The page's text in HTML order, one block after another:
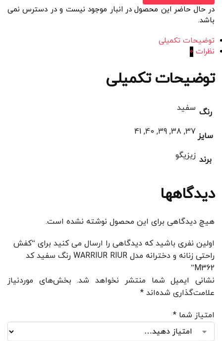
در حال حاضر این محصول در انبار موجود نیست و در دسترس نمی
باشد.
توضیحات تکمیلی
نظرات 0
توضیحات تکمیلی
رنگ سفید
سایز 37, 38, 39, 40, 41
برند زیزیگو
دیدگاهها
هیچ دیدگاهی برای این محصول نوشته نشده است.
اولین نفری باشید که دیدگاهی را ارسال می کنید برای “کفش
راحتی زنانه و دخترانه مدل WARRIUR RIUR رنگ سفید کد
M362”
نشانی ایمیل شما منتشر نخواهد شد. بخش‌های موردنیاز
علامت‌گذاری شده‌اند *
امتیاز شما *